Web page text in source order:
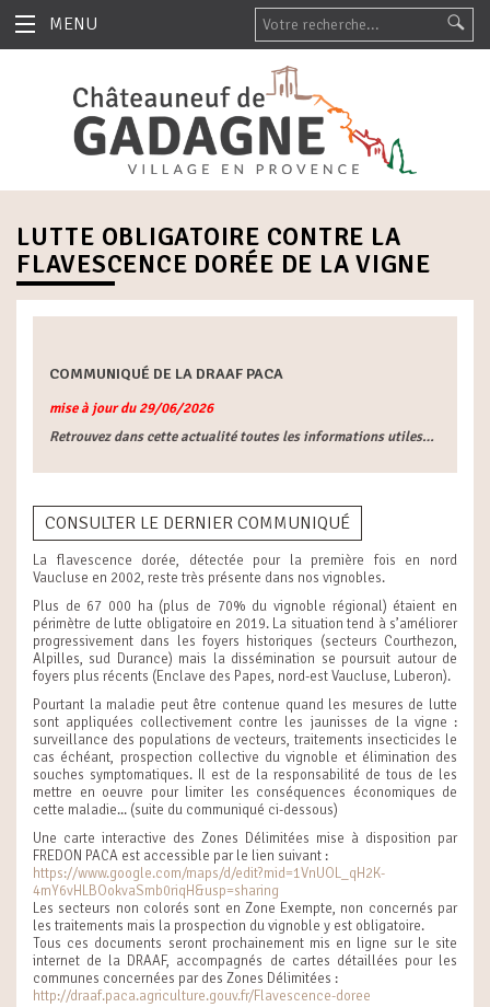
MENU
LUTTE OBLIGATOIRE CONTRE LA
FLAVESCENCE DORÉE DE LA VIGNE
COMMUNIQUÉ DE LA DRAAF PACA
mise à jour du 29/06/2026
Retrouvez dans cette actualité toutes les informations utiles…
CONSULTER LE DERNIER COMMUNIQUÉ
La flavescence dorée, détectée pour la première fois en nord
Vaucluse en 2002, reste très présente dans nos vignobles.
Plus de 67 000 ha (plus de 70% du vignoble régional) étaient en
périmètre de lutte obligatoire en 2019. La situation tend à s’améliorer
progressivement dans les foyers historiques (secteurs Courthezon,
Alpilles, sud Durance) mais la dissémination se poursuit autour de
foyers plus récents (Enclave des Papes, nord-est Vaucluse, Luberon).
Pourtant la maladie peut être contenue quand les mesures de lutte
sont appliquées collectivement contre les jaunisses de la vigne :
surveillance des populations de vecteurs, traitements insecticides le
cas échéant, prospection collective du vignoble et élimination des
souches symptomatiques. Il est de la responsabilité de tous de les
mettre en oeuvre pour limiter les conséquences économiques de
cette maladie... (suite du communiqué ci-dessous)
Une carte interactive des Zones Délimitées mise à disposition par
FREDON PACA est accessible par le lien suivant :
https://www.google.com/maps/d/edit?mid=1VnUOL_qH2K-
4mY6vHLBOokvaSmb0riqH&usp=sharing
Les secteurs non colorés sont en Zone Exempte, non concernés par
les traitements mais la prospection du vignoble y est obligatoire.
Tous ces documents seront prochainement mis en ligne sur le site
internet de la DRAAF, accompagnés de cartes détaillées pour les
communes concernées par des Zones Délimitées :
http://draaf.paca.agriculture.gouv.fr/Flavescence-doree